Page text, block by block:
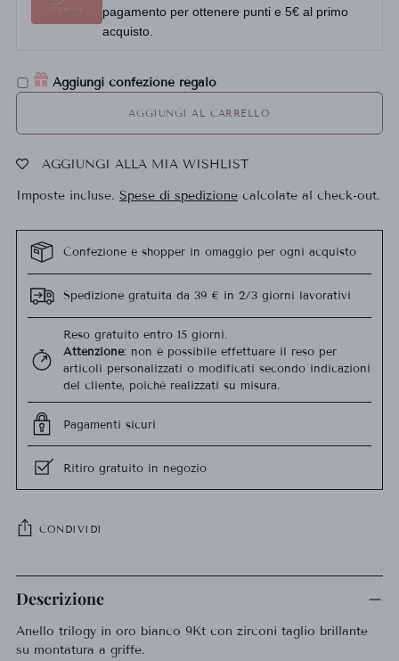
pagamento per ottenere punti e 5€ al primo
acquisto.
Aggiungi confezione regalo
AGGIUNGI AL CARRELLO
AGGIUNGI ALLA MIA WISHLIST
Imposte incluse. Spese di spedizione calcolate al check-out.
Confezione e shopper in omaggio per ogni acquisto
Spedizione gratuita da 39 € in 2/3 giorni lavorativi
Reso gratuito entro 15 giorni.
Attenzione: non è possibile effettuare il reso per
articoli personalizzati o modificati secondo indicazioni
del cliente, poiché realizzati su misura.
Pagamenti sicuri
Ritiro gratuito in negozio
CONDIVIDI
Aggiungere
un
al
carrello...
Descrizione
Anello trilogy in oro bianco 9Kt con zirconi taglio brillante
su montatura a griffe.